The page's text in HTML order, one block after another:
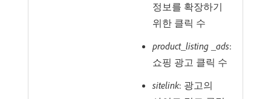
정보를 확장하기
위한 클릭 수
product_listing _ads:
쇼핑 광고 클릭 수
sitelink: 광고의